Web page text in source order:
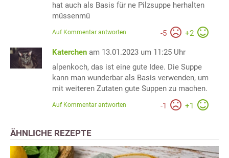
hat auch als Basis für ne Pilzsuppe herhalten
müssenmü
-5 +2
Auf Kommentar antworten
Katerchen am 13.01.2023 um 11:25 Uhr
alpenkoch, das ist eine gute Idee. Die Suppe
kann man wunderbar als Basis verwenden, um
mit weiteren Zutaten gute Suppen zu machen.
-1 +1
Auf Kommentar antworten
ÄHNLICHE REZEPTE